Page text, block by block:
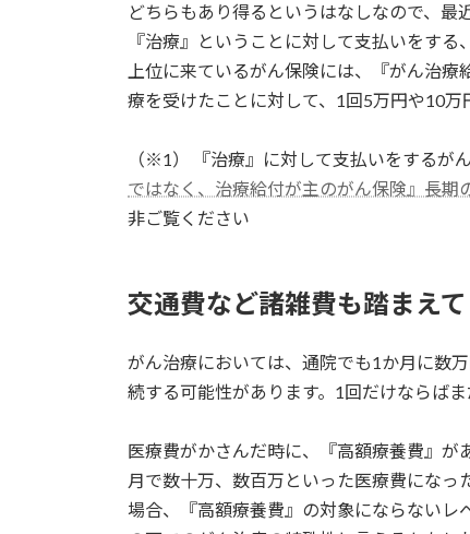
どちらもあり得るというはなしなので、最
『治療』ということに対して支払いをする
上位に来ているがん保険には、『がん治
療を受けたことに対して、1回5万円や10
（※1） 『治療』に対して支払いをするが
ではなく、治療給付が主のがん保険』長
非ご覧ください
交通費など諸雑費も踏まえて
がん治療においては、通院でも1か月に数
続する可能性があります。1回だけならば
医療費がかさんだ時に、『高額療養費』
月で数十万、数百万といった医療費にな
場合、『高額療養費』の対象にならないレ